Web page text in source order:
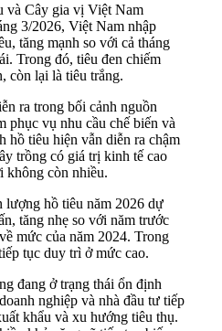
và Cây gia vị Việt Nam
3/2026, Việt Nam nhập
tăng mạnh so với cả tháng
Trong đó, tiêu đen chiếm
còn lại là tiêu trắng.
ra trong bối cảnh nguồn
phục vụ nhu cầu chế biến và
hồ tiêu hiện vẫn diễn ra chậm
trồng có giá trị kinh tế cao
không còn nhiều.
lượng hồ tiêu năm 2026 dự
tăng nhẹ so với năm trước
mức của năm 2024. Trong
tục duy trì ở mức cao.
đang ở trạng thái ổn định
nghiệp và nhà đầu tư tiếp
khẩu và xu hướng tiêu thụ.